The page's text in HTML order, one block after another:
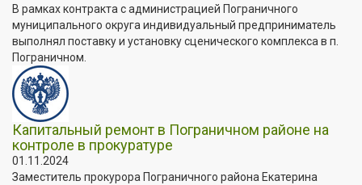
В рамках контракта с администрацией Пограничного
муниципального округа индивидуальный предприниматель
выполнял поставку и установку сценического комплекса в п.
Пограничном.
Капитальный ремонт в Пограничном районе на
контроле в прокуратуре
01.11.2024
Заместитель прокурора Пограничного района Екатерина